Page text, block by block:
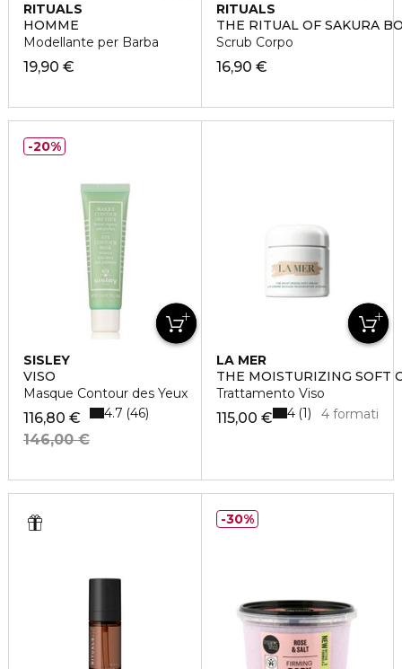
RITUALS
HOMME
Modellante per Barba
19,90 €
RITUALS
THE RITUAL OF SAKURA
Scrub Corpo
16,90 €
SISLEY
VISO
Masque Contour des Yeux
116,80 €
146,00 €
4.7 46
20%
LA MER
THE MOISTURIZING SOFT
Trattamento Viso
115,00 € 4 formati
4 1
30%